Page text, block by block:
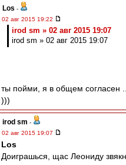
Los -
02 авг 2015 19:22
irod sm » 02 авг 2015 19:07
irod sm » 02 авг 2015 19:07
ты пойми, я в общем согласен
)))
irod sm -
02 авг 2015 19:07
Los
Доиграшься, щас Леониду